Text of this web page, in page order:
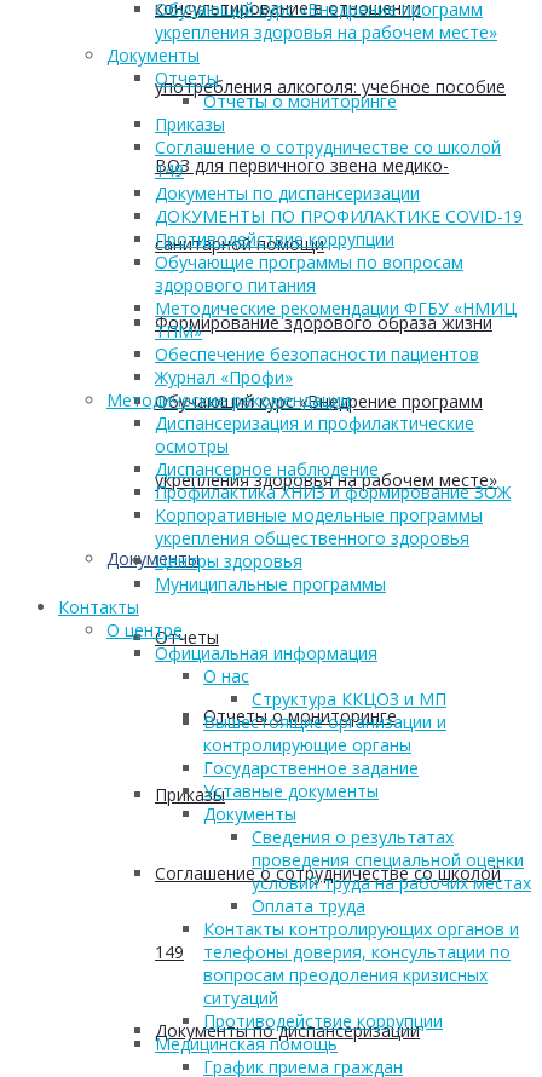
консультирование в отношении
употребления алкоголя: учебное пособие
ВОЗ для первичного звена медико-
санитарной помощи
Формирование здорового образа жизни
Обучающий курс «Внедрение программ
укрепления здоровья на рабочем месте»
Документы
Отчеты
Отчеты о мониторинге
Приказы
Соглашение о сотрудничестве со школой
149
Документы по диспансеризации
Обучающий курс «Внедрение программ
укрепления здоровья на рабочем месте»
Документы
Отчеты
Отчеты о мониторинге
Приказы
Соглашение о сотрудничестве со школой
149
Документы по диспансеризации
ДОКУМЕНТЫ ПО ПРОФИЛАКТИКЕ COVID-19
Противодействие коррупции
Обучающие программы по вопросам
здорового питания
Методические рекомендации ФГБУ «НМИЦ
ТПМ»
Обеспечение безопасности пациентов
Журнал «Профи»
Методические рекомендации
Диспансеризация и профилактические
осмотры
Диспансерное наблюдение
Профилактика ХНИЗ и формирование ЗОЖ
Корпоративные модельные программы
укрепления общественного здоровья
Центры здоровья
Муниципальные программы
Контакты
О центре
Официальная информация
О нас
Структура ККЦОЗ и МП
Вышестоящие организации и
контролирующие органы
Государственное задание
Уставные документы
Документы
Сведения о результатах
проведения специальной оценки
условий труда на рабочих местах
Оплата труда
Контакты контролирующих органов и
телефоны доверия, консультации по
вопросам преодоления кризисных
ситуаций
Противодействие коррупции
Медицинская помощь
График приема граждан